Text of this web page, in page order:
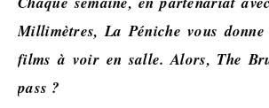
Millimètres, La Péniche vous
films à voir en salle. Alors, The
pass ?